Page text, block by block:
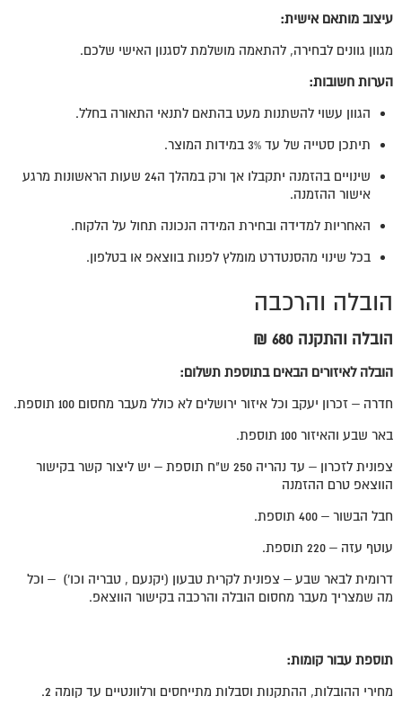
עיצוב מותאם אישית:
מגוון גוונים לבחירה, להתאמה מושלמת לסגנון האישי שלכם.
הערות חשובות:
הגוון עשוי להשתנות מעט בהתאם לתנאי התאורה בחלל.
תיתכן סטייה של עד 3% במידות המוצר.
שינויים בהזמנה יתקבלו אך ורק במהלך ה24 שעות הראשונות מרגע
אישור ההזמנה.
האחריות למדידה ובחירת המידה הנכונה תחול על הלקוח.
בכל שינוי מהסנטדרט מומלץ לפנות בווצאפ או בטלפון.
הובלה והרכבה
הובלה והתקנה 680 ₪
הובלה לאיזורים הבאים בתוספת תשלום:
חדרה – זכרון יעקב וכל איזור ירושלים לא כולל מעבר מחסום 100 תוספת.
באר שבע והאיזור 100 תוספת.
צפונית לזכרון – עד נהריה 250 ש"ח תוספת – יש ליצור קשר בקישור
הווצאפ טרם ההזמנה
חבל הבשור – 400 תוספת.
עוטף עזה – 220 תוספת.
דרומית לבאר שבע – צפונית לקרית טבעון (יקנעם , טבריה וכו') – וכל
מה שמצריך מעבר מחסום הובלה והרכבה בקישור הווצאפ.
תוספת עבור קומות:
מחירי ההובלות, ההתקנות וסבלות מתייחסים ורלוונטיים עד קומה 2.